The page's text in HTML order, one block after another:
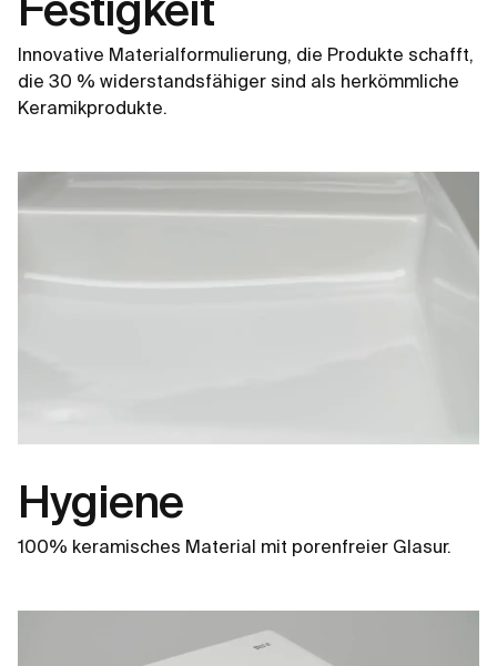
Innovative Materialformulierung, die Produkte schafft,
die 30 % widerstandsfähiger sind als herkömmliche
Keramikprodukte.
Hygiene
100% keramisches Material mit porenfreier Glasur.